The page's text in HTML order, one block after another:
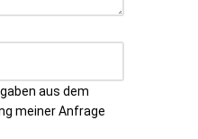
aus dem
meiner Anfrage